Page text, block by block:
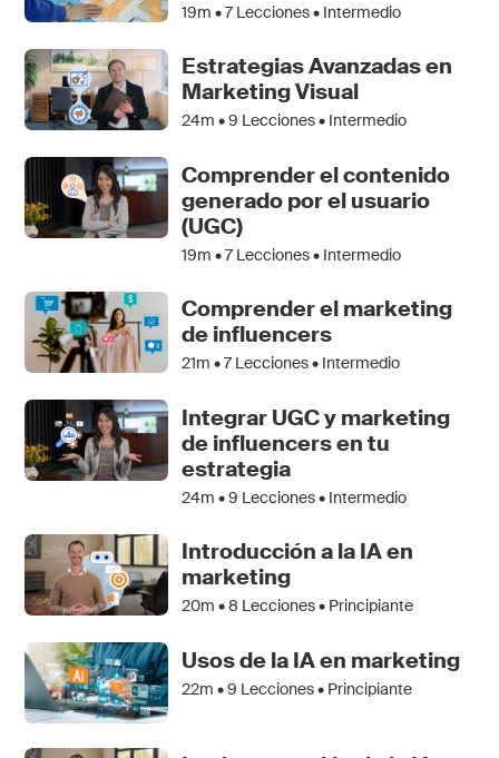
19m •7Lecciones • Intermedio
Estrategias Avanzadas en
Marketing Visual
24m •9 Lecciones • Intermedio
Comprender el contenido
generado por el usuario
(UGC)
19m •7Lecciones • Intermedio
Comprender el marketing
de influencers
21m •7Lecciones • Intermedio
Integrar UGC y marketing
de influencers en tu
estrategia
24m •9 Lecciones • Intermedio
Introducción a la IA en
marketing
20m •8 Lecciones • Principiante
Usos de la IA en marketing
22m •9 Lecciones • Principiante